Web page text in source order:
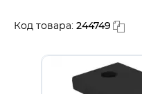
Код товара: 244749